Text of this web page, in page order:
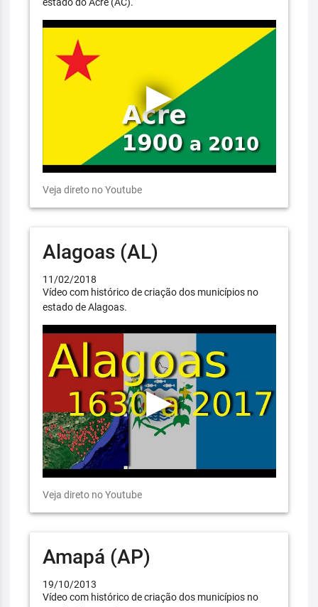
Veja direto no Youtube
Alagoas (AL)
11/02/2018
Vídeo com histórico de criação dos municípios no
estado de Alagoas.
Veja direto no Youtube
Amapá (AP)
19/10/2013
Vídeo com histórico de criação dos municípios no